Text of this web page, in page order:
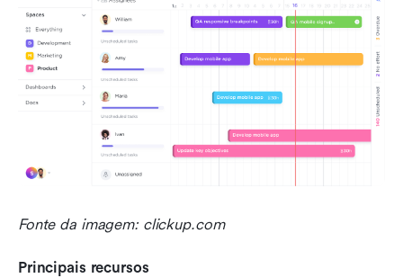
Fonte da imagem: clickup.com
Principais recursos